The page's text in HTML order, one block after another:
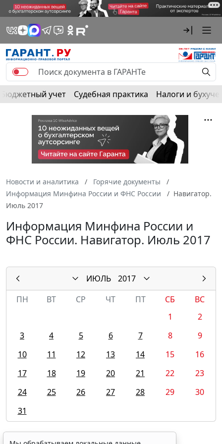
Бюджетный учет Судебная практика Налоги и
Новости и аналитика
Горячие документы
Информация Минфина России и ФНС России
Навигатор.
Июль 2017
Информация Минфина России и
ФНС России. Навигатор. Июль 2017
ИЮЛЬ
2017
ПН
ВТ СР ЧТ ПТ СБ
ВС
1
2
3
4 5 6 7 8
9
10
11 12 13 14 15
16
17
18 19 20 21 22
23
24
25 26 27 28 29
30
31